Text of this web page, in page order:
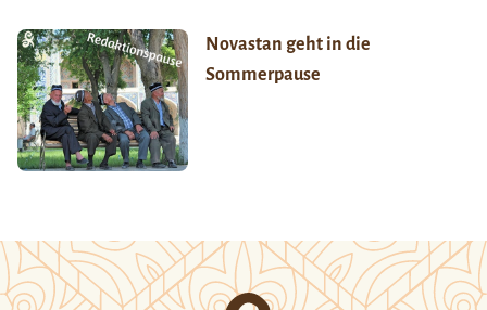
Novastan geht in die
Sommerpause